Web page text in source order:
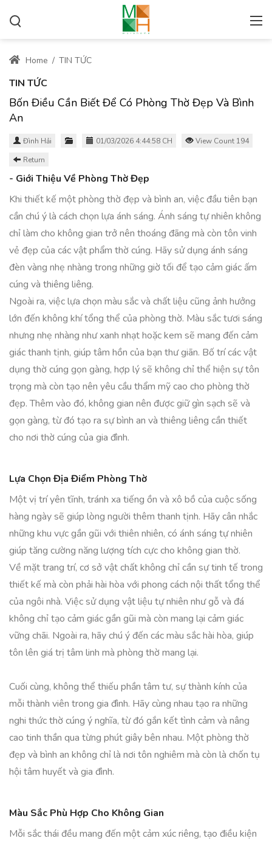
Home / TIN TỨC
TIN TỨC
Bốn Điều Cần Biết Để Có Phòng Thờ Đẹp Và Bình
An
Đình Hải 01/03/2026 4:44:58 CH
View Count 194
Return
- Giới Thiệu Về Phòng Thờ Đẹp
Khi thiết kế một phòng thờ đẹp và bình an, việc đầu tiên bạn
cần chú ý là cách chọn lựa ánh sáng. Ánh sáng tự nhiên không
chỉ làm cho không gian trở nên thoáng đãng mà còn tôn vinh
vẻ đẹp của các vật phẩm thờ cúng. Hãy sử dụng ánh sáng
đèn vàng nhẹ nhàng trong những giờ tối để tạo cảm giác ấm
cúng và thiêng liêng.
Ngoài ra, việc lựa chọn màu sắc và chất liệu cũng ảnh hưởng
lớn đến không khí tổng thể của phòng thờ. Màu sắc tươi sáng
nhưng nhẹ nhàng như xanh nhạt hoặc kem sẽ mang đến cảm
giác thanh tịnh, giúp tâm hồn của bạn thư giãn. Bố trí các vật
dụng thờ cúng gọn gàng, hợp lý sẽ không chỉ thể hiện sự tôn
trọng mà còn tạo nên yêu cầu thẩm mỹ cao cho phòng thờ
đẹp. Thêm vào đó, không gian nên được giữ gìn sạch sẽ và
gọn gàng, từ đó tạo ra sự bình an và thiêng liêng cần thiết
cho nơi thờ cúng của gia đình.
Lựa Chọn Địa Điểm Phòng Thờ
Một vị trí yên tĩnh, tránh xa tiếng ồn và xô bồ của cuộc sống
hàng ngày sẽ giúp lòng người thêm thanh tịnh. Hãy cân nhắc
những khu vực gần gũi với thiên nhiên, có ánh sáng tự nhiên
giúp tăng cường năng lượng tích cực cho không gian thờ.
Về mặt trang trí, cơ sở vật chất không chỉ cần sự tinh tế trong
thiết kế mà còn phải hài hòa với phong cách nội thất tổng thể
của ngôi nhà. Việc sử dụng vật liệu tự nhiên như gỗ và đá
không chỉ tạo cảm giác gần gũi mà còn mang lại cảm giác
vững chãi. Ngoài ra, hãy chú ý đến các màu sắc hài hòa, giúp
tôn lên giá trị tâm linh mà phòng thờ mang lại.
Cuối cùng, không thể thiếu phần tâm tư, sự thành kính của
mỗi thành viên trong gia đình. Hãy cùng nhau tạo ra những
nghi thức thờ cúng ý nghĩa, từ đó gắn kết tình cảm và nâng
cao tinh thần qua từng phút giây bên nhau. Một phòng thờ
đẹp và bình an không chỉ là nơi tôn nghiêm mà còn là chốn tụ
hội tâm huyết và gia đình.
Màu Sắc Phù Hợp Cho Không Gian
Mỗi sắc thái đều mang đến một cảm xúc riêng, tạo điều kiện